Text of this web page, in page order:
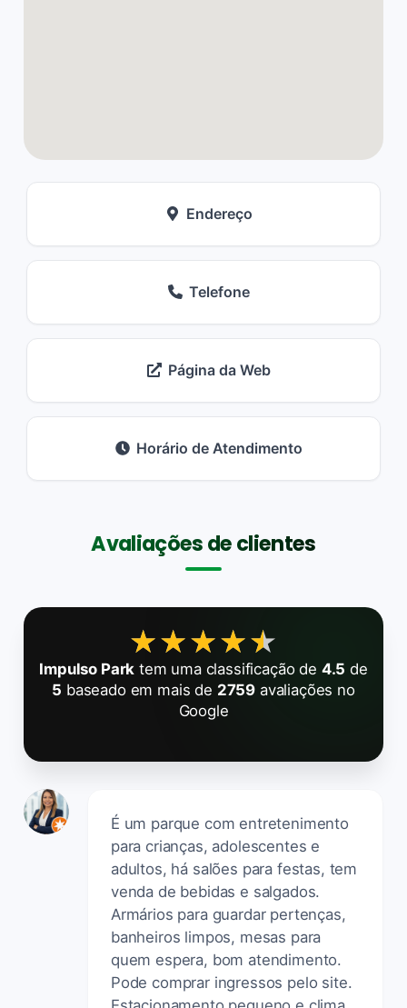
Endereço
Telefone
Página da Web
Horário de Atendimento
Avaliações de clientes
★★★★★
★★★★★
Impulso Park tem uma classificação de 4.5 de
5 baseado em mais de 2759 avaliações no
Google
É um parque com entretenimento
para crianças, adolescentes e
adultos, há salões para festas, tem
venda de bebidas e salgados.
Armários para guardar pertenças,
banheiros limpos, mesas para
quem espera, bom atendimento.
Pode comprar ingressos pelo site.